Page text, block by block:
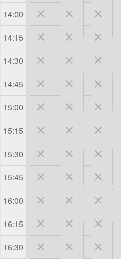
14:00   
14:15   
14:30   
14:45   
15:00   
15:15   
15:30   
15:45   
16:00   
16:15   
16:30   